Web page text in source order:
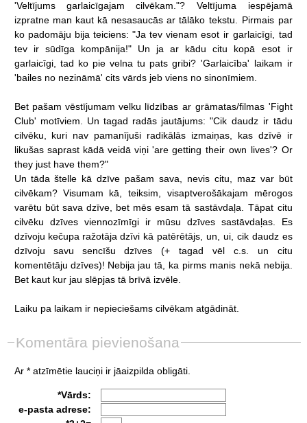
'Veltījums garlaicīgajam cilvēkam."? Veltījuma
iespējamā
izpratne man kaut kā nesasaucās ar tālāko tekstu. Pirmais par
ko padomāju bija teiciens: "Ja tev vienam esot ir garlaicīgi,
tad
tev
ir sūdīga kompānija!" Un ja ar kādu citu kopā esot
ir
garlaicīgi,
tad ko pie velna tu pats gribi? 'Garlaicība' laikam ir
'bailes no nezināmā' cits vārds jeb viens no sinonīmiem.
Bet pašam vēstījumam velku līdzības ar grāmatas/filmas 'Fight
Club' motīviem. Un tagad radās jautājums: "Cik daudz ir tādu
cilvēku,
kuri nav pamanījuši radikālās izmaiņas, kas dzīvē ir
likušas saprast kādā veidā viņi 'are getting their own lives'? Or
they just have them?"
Un tāda štelle kā dzīve pašam sava, nevis citu, maz var būt
cilvēkam? Visumam kā, teiksim, visaptverošākajam
mērogos
varētu būt sava dzīve, bet mēs esam tā sastāvdaļa. Tāpat citu
cilvēku
dzīves viennozīmīgi ir mūsu dzīves sastāvdaļas.
Es
dzīvoju kečupa ražotāja dzīvi kā patērētājs, un, ui, cik daudz es
dzīvoju
savu sencīšu dzīves (+ tagad vēl c.s. un
citu
komentētāju dzīves)! Nebija jau tā, ka pirms manis nekā nebija.
Bet kaut kur jau slēpjas tā brīvā izvēle.
Laiku pa laikam ir nepieciešams cilvēkam atgādināt.
Komentāra pievienošana
Ar * atzīmētie lauciņi ir jāaizpilda obligāti.
*Vārds:
e-pasta adrese: